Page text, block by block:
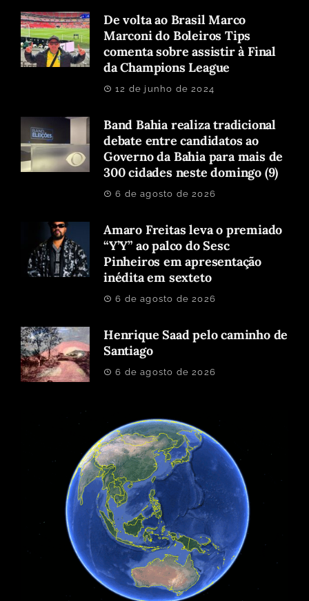
De volta ao Brasil Marco
Marconi do Boleiros Tips
comenta sobre assistir à Final
da Champions League
12 de junho de 2024
Band Bahia realiza tradicional
debate entre candidatos ao
Governo da Bahia para mais de
300 cidades neste domingo (9)
6 de agosto de 2026
Amaro Freitas leva o premiado
“Y’Y” ao palco do Sesc
Pinheiros em apresentação
inédita em sexteto
6 de agosto de 2026
Henrique Saad pelo caminho de
Santiago
6 de agosto de 2026